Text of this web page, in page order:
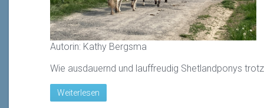
Autorin: Kathy Bergsma
Wie ausdauernd und lauffreudig Shetlandponys
Weiterlesen